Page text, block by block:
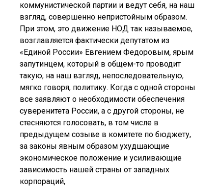
коммунистической партии и ведут себя, на наш
взгляд, совершенно непристойным образом.
При этом, это движение НОД так называемое,
возглавляется фактически депутатом из
«Единой России» Евгением Федоровым, ярым
запутинцем, который в общем-то проводит
такую, на наш взгляд, непоследовательную,
мягко говоря, политику. Когда с одной стороны
все заявляют о необходимости обеспечения
суверенитета России, а с другой стороны, не
стесняются голосовать, в том числе в
предыдущем созыве в комитете по бюджету,
за законы явным образом ухудшающие
экономическое положение и усиливающие
зависимость нашей страны от западных
корпораций,